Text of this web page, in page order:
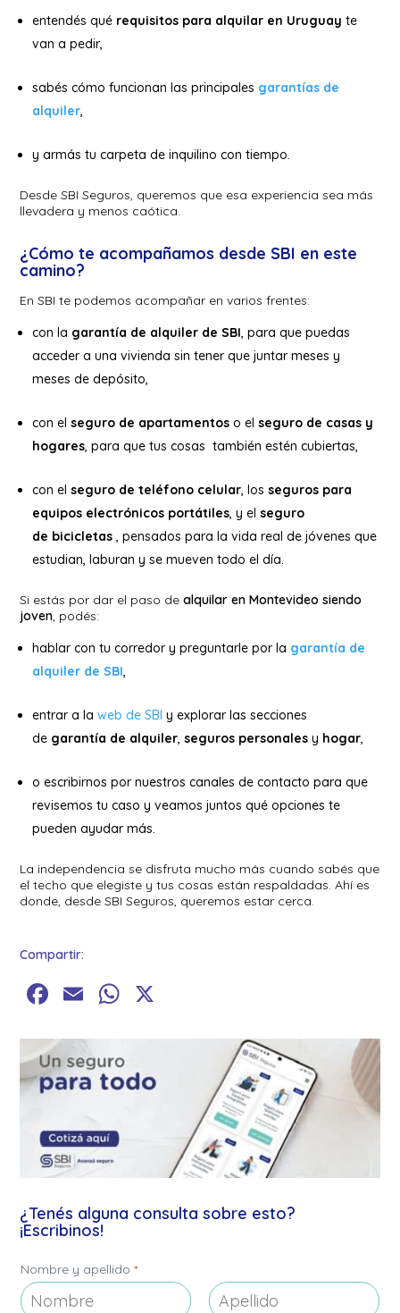
entendés qué requisitos para alquilar en Uruguay te
van a pedir,
sabés cómo funcionan las principales garantías de
alquiler
y armás tu carpeta de inquilino con tiempo.
Desde SBI Seguros, queremos que esa experiencia sea más
llevadera y menos caótica.
¿Cómo te acompañamos desde SBI en este
camino?
En SBI te podemos acompañar en varios frentes:
con la garantía de alquiler de SBI , para que puedas
acceder a una vivienda sin tener que juntar meses y
meses de depósito,
con elseguro de apartamentos o elseguro de casas y
hogares , para que tus cosas también estén cubiertas,
con elseguro de teléfono celular , losseguros para
equipos electrónicos portátiles , y elseguro
de bicicletas , pensados para la vida real de jóvenes que
estudian, laburan y se mueven todo el día.
Si estás por dar el paso dealquilar en Montevideo siendo
joven , podés:
hablar con tu corredor y preguntarle por la garantía de
alquiler de SBI
entrar a laweb de SBI y explorar las secciones
de garantía de alquiler ,seguros personales y hogar
o escribirnos por nuestros canales de contacto para que
revisemos tu caso y veamos juntos qué opciones te
pueden ayudar más.
La independencia se disfruta mucho más cuando sabés que
el techo que elegiste y tus cosas están respaldadas. Ahí es
donde, desde SBI Seguros, queremos estar cerca.
Compartir:
Facebook
EmailWhatsApp
¿Tenés alguna consulta sobre esto?
¡Escribinos!
Nombre y apellido*